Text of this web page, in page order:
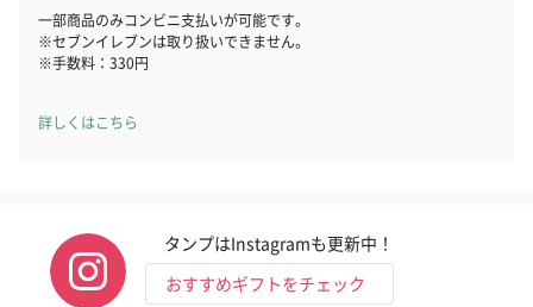
一部商品のみコンビニ支払いが可能です。
※セブンイレブンは取り扱いできません。
※手数料：330円
詳しくはこちら
タンプはInstagramも更新中！
おすすめギフトをチェック